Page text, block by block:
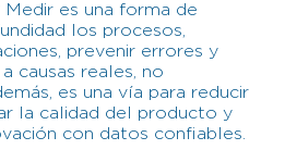
Medir es una forma de
los procesos,
prevenir errores y
causas reales, no
es una vía para reducir
la calidad del producto y
con datos confiables.